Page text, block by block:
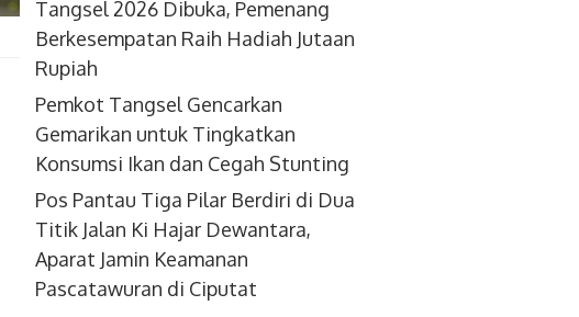
Tangsel 2026 Dibuka, Pemenang
Berkesempatan Raih Hadiah Jutaan
Rupiah
Pemkot Tangsel Gencarkan
Gemarikan untuk Tingkatkan
Konsumsi Ikan dan Cegah Stunting
Pos Pantau Tiga Pilar Berdiri di Dua
Titik Jalan Ki Hajar Dewantara,
Aparat Jamin Keamanan
Pascatawuran di Ciputat